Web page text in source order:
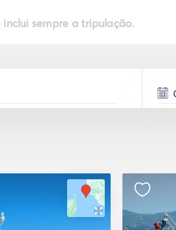
inclui sempre a tripulação.